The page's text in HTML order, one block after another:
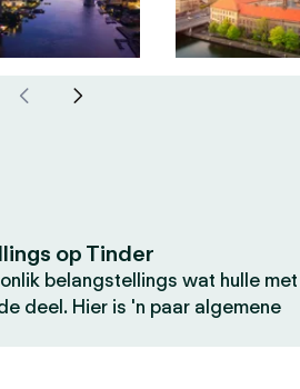
op Tinder
belangstellings wat hulle met
deel. Hier is 'n paar algemene